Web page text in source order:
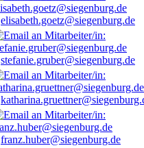
elisabeth.goetz@siegenburg.de
stefanie.gruber@siegenburg.de
franz.huber@siegenburg.de